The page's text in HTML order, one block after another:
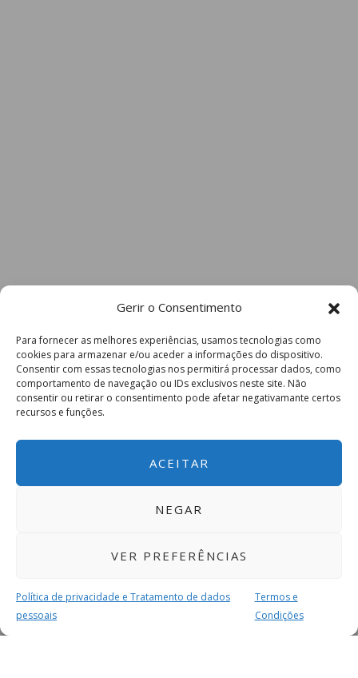
Gerir o Consentimento
Para fornecer as melhores experiências, usamos tecnologias como
cookies para armazenar e/ou aceder a informações do dispositivo.
Consentir com essas tecnologias nos permitirá processar dados, como
comportamento de navegação ou IDs exclusivos neste site. Não
consentir ou retirar o consentimento pode afetar negativamante certos
recursos e funções.
ACEITAR
NEGAR
VER PREFERÊNCIAS
Política de privacidade e Tratamento de dados
pessoais
Termos e
Condições